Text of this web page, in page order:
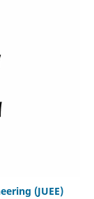
(JUEE)